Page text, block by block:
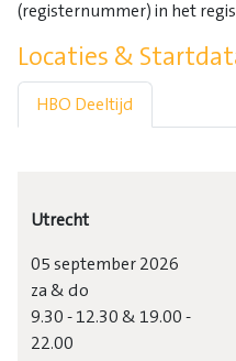
(registernummer) in het
Locaties &
HBO Deeltijd
Utrecht
05 september 2026
za & do
9.30 - 12.30 & 19.00 -
22.00